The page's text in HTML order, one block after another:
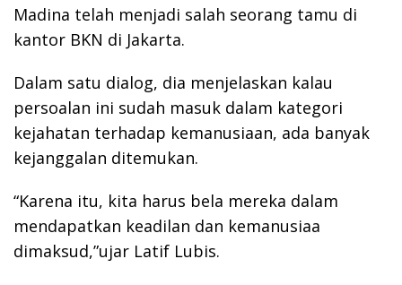
Madina telah menjadi salah seorang tamu di
kantor BKN di Jakarta.
Dalam satu dialog, dia menjelaskan kalau
persoalan ini sudah masuk dalam kategori
kejahatan terhadap kemanusiaan, ada banyak
kejanggalan ditemukan.
“Karena itu, kita harus bela mereka dalam
mendapatkan keadilan dan kemanusiaa
dimaksud,”ujar Latif Lubis.